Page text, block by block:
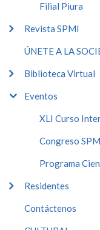
Filial Piura
Revista SPMI
ÚNETE A LA
Biblioteca Virtual
Eventos
XLI Curso
Congreso
Programa
Residentes
Contáctenos